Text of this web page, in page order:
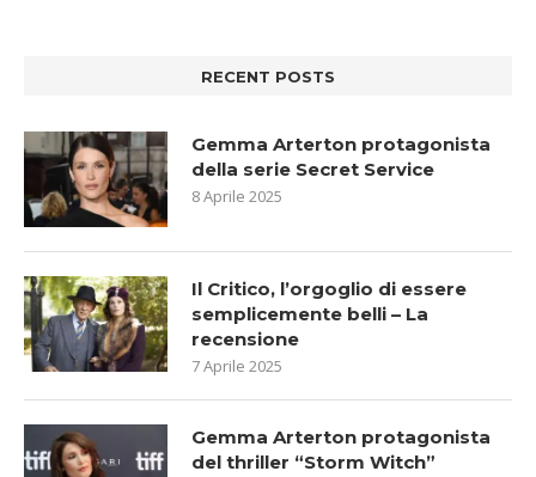
RECENT POSTS
Gemma Arterton protagonista
della serie Secret Service
8 Aprile 2025
Il Critico, l’orgoglio di essere
semplicemente belli – La
recensione
7 Aprile 2025
Gemma Arterton protagonista
del thriller “Storm Witch”